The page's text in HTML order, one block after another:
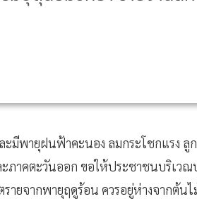
พายุฝนฟ้าคะนอง ลมกระโชกแรง ลู
ภาคตะวันออก ขอให้ประชาชนบริเว
ยจากพายุฤดูร้อน ควรอยู่ห่างจากต้น